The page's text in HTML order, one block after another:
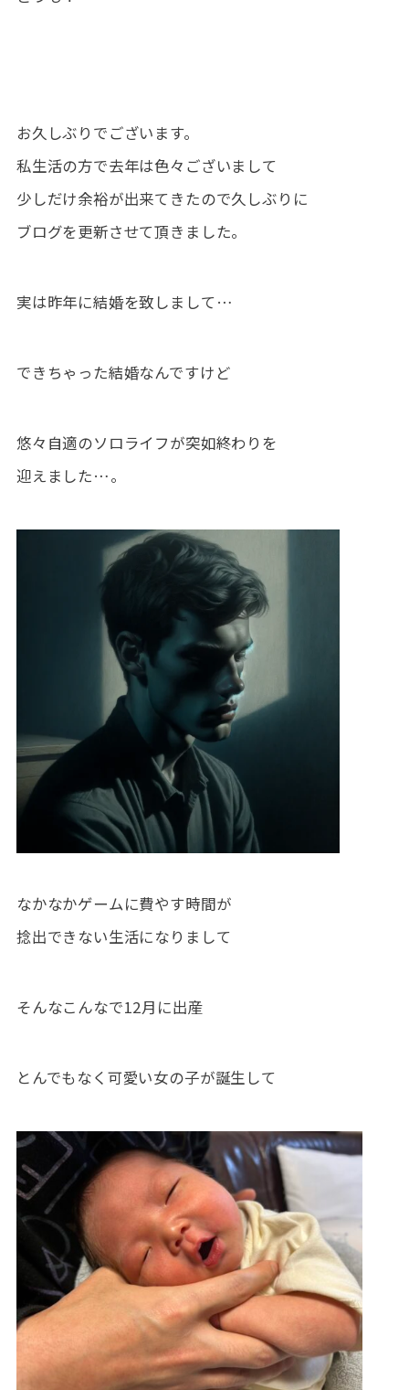
お久しぶりでございます。
私生活の方で去年は色々ございまして
少しだけ余裕が出来てきたので久しぶりに
ブログを更新させて頂きました。
実は昨年に結婚を致しまして…
できちゃった結婚なんですけど
悠々自適のソロライフが突如終わりを
迎えました…。
なかなかゲームに費やす時間が
捻出できない生活になりまして
そんなこんなで12月に出産
とんでもなく可愛い女の子が誕生して